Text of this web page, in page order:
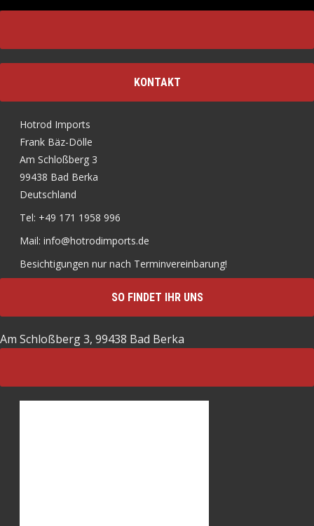
KONTAKT
Hotrod Imports
Frank Bäz-Dölle
Am Schloßberg 3
99438 Bad Berka
Deutschland
Tel: +49 171 1958 996
Mail: info@hotrodimports.de
Besichtigungen nur nach Terminvereinbarung!
SO FINDET IHR UNS
Am Schloßberg 3, 99438 Bad Berka